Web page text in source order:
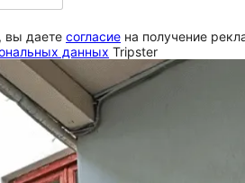
вы даете согласие на получение
данных Tripster